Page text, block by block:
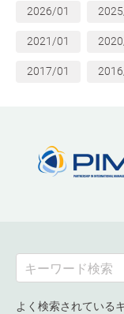
2026/01
2021/01
2017/01
よく検索されている